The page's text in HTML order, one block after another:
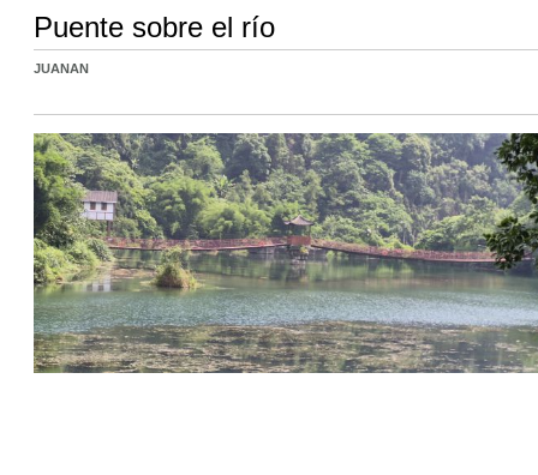
Puente sobre el río
JUANAN